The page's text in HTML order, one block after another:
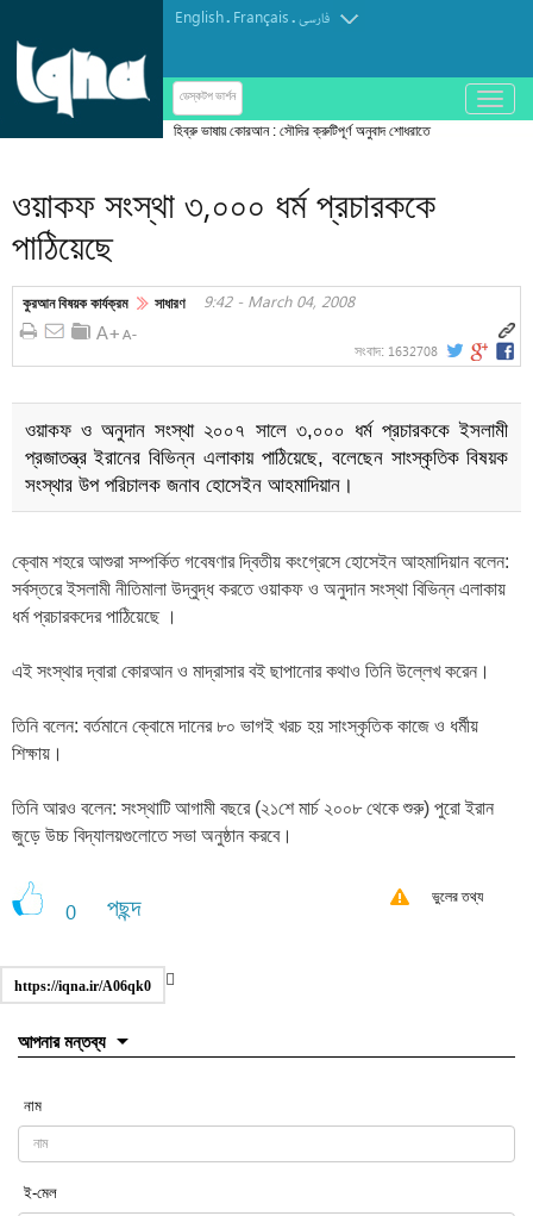
English. Français.فارسی
ডেস্কটপ ভার্শন
باز
و
হিব্রু ভাষায় কোরআন : সৌদির ক্রুটিপূর্ণ অনুবাদ শোধরাতে
ওয়াকফ সংস্থা ৩,০০০ ধর্ম প্রচারককে
পাঠিয়েছে
কুরআন বিষয়ক কার্যক্রম সাধারণ 9:42 - March 04, 2008
সংবাদ: 1632708
ওয়াকফ ও অনুদান সংস্থা ২০০৭ সালে ৩,০০০ ধর্ম প্রচারককে ইসলামী
প্রজাতন্ত্র ইরানের বিভিন্ন এলাকায় পাঠিয়েছে, বলেছেন সাংস্কৃতিক বিষয়ক
সংস্থার উপ পরিচালক জনাব হোসেইন আহমাদিয়ান।
ক্বোম শহরে আশুরা সম্পর্কিত গবেষণার দ্বিতীয় কংগ্রেসে হোসেইন আহমাদিয়ান বলেন:
সর্বস্তরে ইসলামী নীতিমালা উদ্বুদ্ধ করতে ওয়াকফ ও অনুদান সংস্থা বিভিন্ন এলাকায়
ধর্ম প্রচারকদের পাঠিয়েছে ।
এই সংস্থার দ্বারা কোরআন ও মাদ্রাসার বই ছাপানোর কথাও তিনি উল্লেখ করেন।
তিনি বলেন: বর্তমানে ক্বোমে দানের ৮০ ভাগই খরচ হয় সাংস্কৃতিক কাজে ও ধর্মীয়
শিক্ষায়।
তিনি আরও বলেন: সংস্থাটি আগামী বছরে (২১শে মার্চ ২০০৮ থেকে শুরু) পুরো ইরান
জুড়ে উচ্চ বিদ্যালয়গুলোতে সভা অনুষ্ঠান করবে।
0 পছন্দ ভুলের তথ্য
https://iqna.ir/A06qk0
আপনার মন্তব্য
নাম
ই-মেল